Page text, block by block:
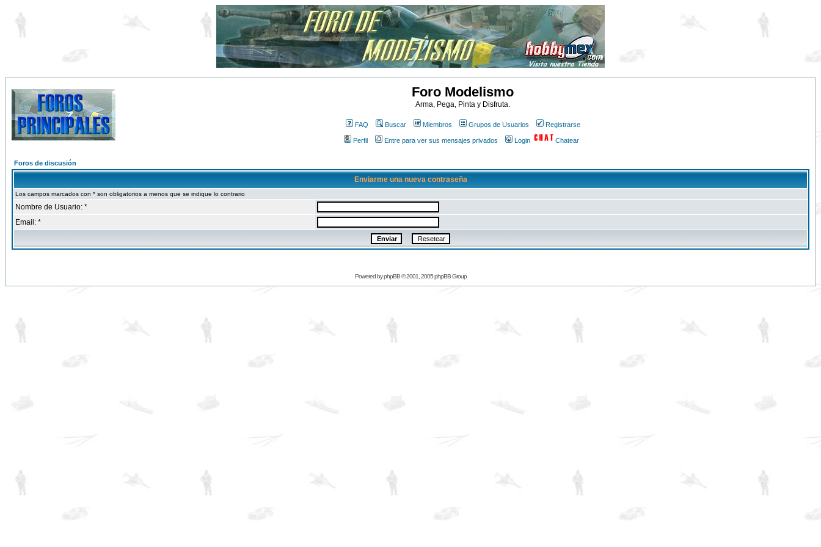
Foro Modelismo
Arma, Pega, Pinta y Disfruta.
FAQ Buscar Miembros Grupos de Usuarios Registrarse
Perfil Entre para ver sus mensajes privados Login Chatear
Foros de discusión
Enviarme una nueva contraseña
Los campos marcados con * son obligatorios a menos que se indique lo contrario
Nombre de Usuario: *
Email: *
Powered byphpBB© 2001, 2005 phpBB Group